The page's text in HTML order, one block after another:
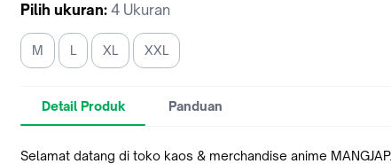
Pilih ukuran: 4 Ukuran
M L XL XXL
Detail Produk Panduan
Selamat datang di toko kaos & merchandise anime